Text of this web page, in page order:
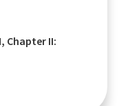
Chapter II: